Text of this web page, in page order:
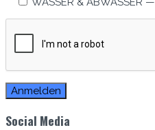
Social Media